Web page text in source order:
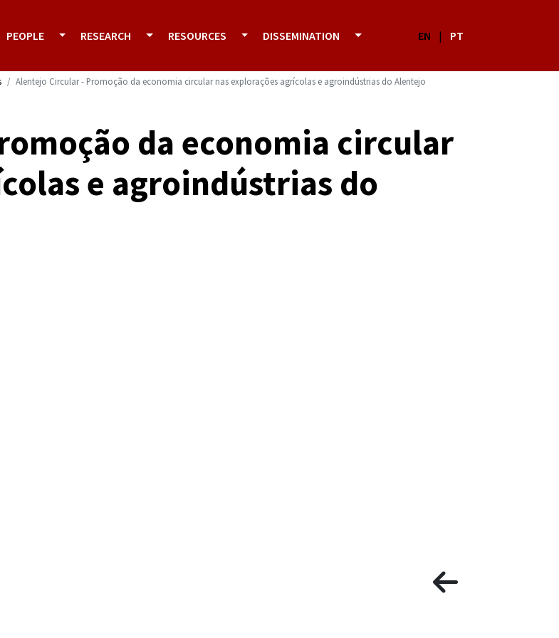
PEOPLE RESEARCH RESOURCES DISSEMINATION EN | PT
Alentejo Circular - Promoção da economia circular nas explorações agrícolas e agroindústrias do Alentejo
da economia circular
e agroindústrias do